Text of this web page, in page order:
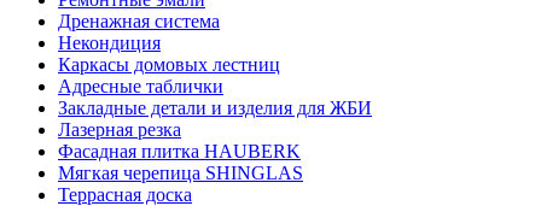
Дренажная система
Некондиция
Каркасы домовых лестниц
Адресные таблички
Закладные детали и изделия для ЖБИ
Лазерная резка
Фасадная плитка HAUBERK
Мягкая черепица SHINGLAS
Террасная доска